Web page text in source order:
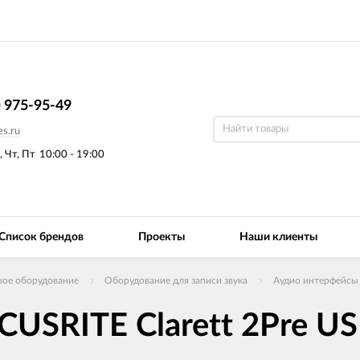
Чт, Пт 10:00 - 19:00
975-95-49
брендов Проекты Наши клиенты
оборудование Оборудование для записи звука Аудио
Clarett 2Pre